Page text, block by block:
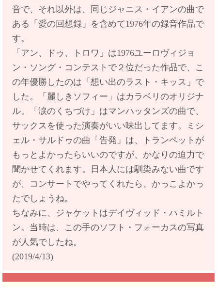
音で、それ以外は、同じジャニス・イアンの曲で
ある「愛の回想録」を含めて1976年の録音作品で
す。
「アン、ドゥ、トロワ」は1976ユーロヴィジョ
ン・ソング・コンテストで２位だった作品で、こ
の年優勝したのは「想い出のラスト・キッス」で
した。「麗しきソフィー」はカラベリのオリジナ
ル。「涙のくちづけ」はマンハッタンズの曲で、
サックスを使った演奏がいい味出してます。ミシ
ェル・サルドゥの曲「告発」は、トランペットが
もっとよかったらいいのですが、かなりの迫力で
聞かせてくれます。日本人には馴染みない曲です
が、コンサートでやってくれたら、かっこよかっ
たでしょうね。
ちなみに、ジャケットはデイヴィッド・ハミルト
ン。当時は、この手のソフト・フォーカスの写真
が人気でしたね。
(2019/4/13)